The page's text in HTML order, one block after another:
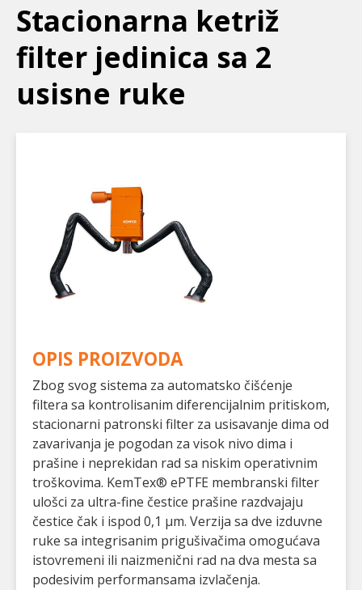
Stacionarna ketriž
filter jedinica sa 2
usisne ruke
OPIS PROIZVODA
Zbog svog sistema za automatsko čišćenje
filtera sa kontrolisanim diferencijalnim pritiskom,
stacionarni patronski filter za usisavanje dima od
zavarivanja je pogodan za visok nivo dima i
prašine i neprekidan rad sa niskim operativnim
troškovima. KemTex® ePTFE membranski filter
ulošci za ultra-fine čestice prašine razdvajaju
čestice čak i ispod 0,1 µm. Verzija sa dve izduvne
ruke sa integrisanim prigušivačima omogućava
istovremeni ili naizmenični rad na dva mesta sa
podesivim performansama izvlačenja.